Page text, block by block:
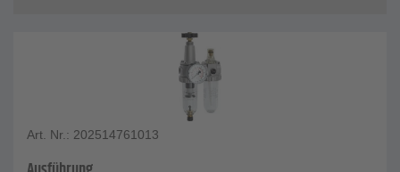
Art. Nr.: 202514761013